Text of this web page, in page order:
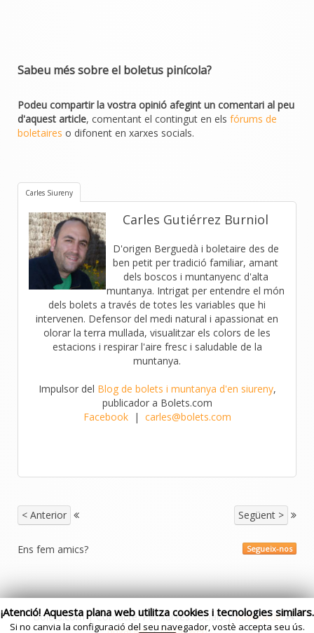
Sabeu més sobre el boletus pinícola?
Podeu compartir la vostra opinió afegint un comentari al peu
d'aquest article, comentant el contingut en els fórums de
boletaires o difonent en xarxes socials.
Carles Siureny
Carles Gutiérrez Burniol
D'origen Berguedà i boletaire des de
ben petit per tradició familiar, amant
dels boscos i muntanyenc d'alta
muntanya. Intrigat per entendre el món
dels bolets a través de totes les variables que hi
intervenen. Defensor del medi natural i apassionat en
olorar la terra mullada, visualitzar els colors de les
estacions i respirar l'aire fresc i saludable de la
muntanya.
Impulsor del Blog de bolets i muntanya d'en siureny,
publicador a Bolets.com
Facebook| carles@bolets.com
< Anterior Següent >
Segueix-nos
Ens fem amics?
Bolets.com | Contacte: Per xarxes socials |Politica de
¡Atenció! Aquesta plana web utilitza cookies i tecnologies similars.
Si no canvia la configuració del seu navegador, vostè accepta seu ús.